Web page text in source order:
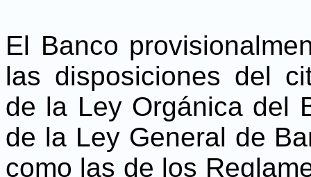
El Banco
las disposiciones del
de la Ley Orgánica del
de la Ley General de
como las de los